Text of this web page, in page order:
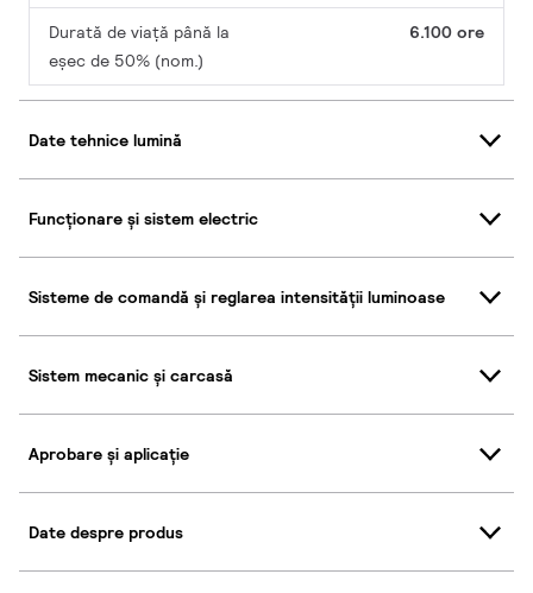
Durată de viață până la
eșec de 50% (nom.)
6.100 ore
Date tehnice lumină
Funcționare și sistem electric
Sisteme de comandă și reglarea intensității luminoase
Sistem mecanic și carcasă
Aprobare și aplicație
Date despre produs